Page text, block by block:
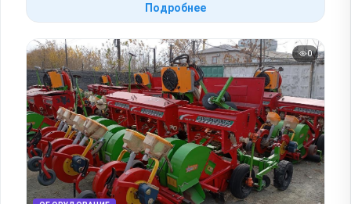
Подробнее
0